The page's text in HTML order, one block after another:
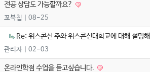
전공 상담도 가능할까요?
꼬북칩 | 08-25
Re: 위스콘신 주와 위스콘신대학교에 대해 설명
관리자 | 02-03
온라인학점 수업을 듣고싶습니다.